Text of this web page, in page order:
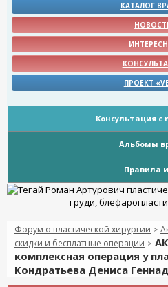
КАТАЛОГ
ПРОЕКТ
Консультация с
Альбомы
Правила и
Форум о пластической хирургии >
скидки и бесплатные операции >
комплексная операция у
Кондратьева Дениса